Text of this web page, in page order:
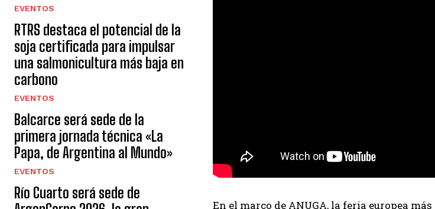
Leí y acepto la Política de Privacidad
EVENTOS
RTRS destaca el potencial de la
soja certificada para impulsar
una salmonicultura más baja en
carbono
EVENTOS
Balcarce será sede de la
primera jornada técnica «La
Papa, de Argentina al Mundo»
EVENTOS
Río Cuarto será sede de
En el marco de ANUGA, la feria europea